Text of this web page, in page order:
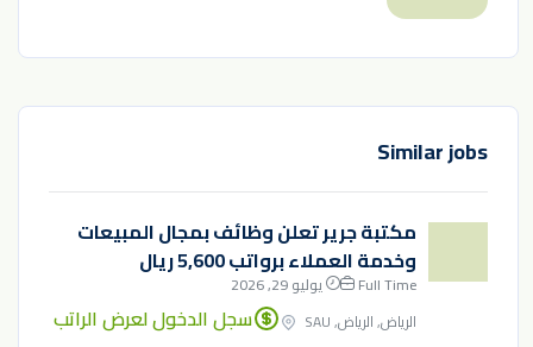
Similar jobs
مكتبة جرير تعلن وظائف بمجال المبيعات
وخدمة العملاء برواتب 5,600 ريال
Full Time
يوليو 29, 2026
الرياض, الرياض, SAU
سجل الدخول لعرض الراتب